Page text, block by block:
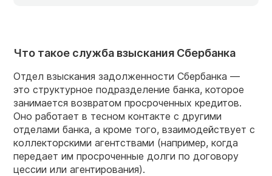
Что такое служба взыскания Сбербанка
Отдел взыскания задолженности Сбербанка —
это структурное подразделение банка, которое
занимается возвратом просроченных кредитов.
Оно работает в тесном контакте с другими
отделами банка, а кроме того, взаимодействует с
коллекторскими агентствами (например, когда
передает им просроченные долги по договору
цессии или агентирования).